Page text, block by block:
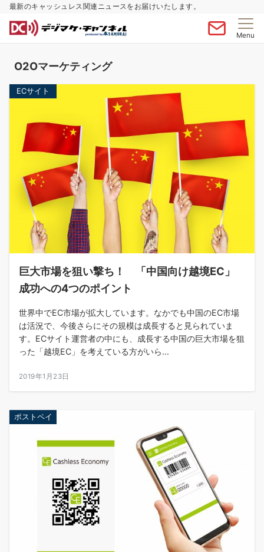
最新のキャッシュレス関連ニュースをお届けいたします。
Menu
O2Oマーケティング
ECサイト
巨大市場を狙い撃ち！ 「中国向け越境EC」
成功への4つのポイント
世界中でEC市場が拡大しています。なかでも中国のEC市場
は活況で、今後さらにその規模は成長すると見られていま
す。ECサイト運営者の中にも、成長する中国の巨大市場を狙
った「越境EC」を考えている方がいら...
2019年1月23日
ポストペイ